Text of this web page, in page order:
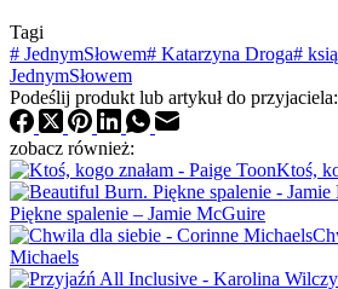
Tagi
# JednymSłowem# Katarzyna Droga#
JednymSłowem
Podeślij produkt lub artykuł do przyjaciela:
zobacz również:
Ktoś,
Piękne spalenie – Jamie McGuire
Michaels